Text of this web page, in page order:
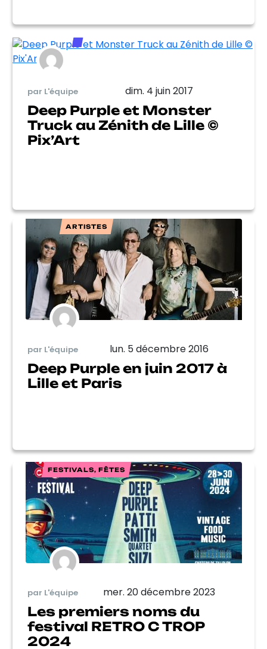
par L'équipe dim. 4 juin 2017
Deep Purple et Monster
Truck au Zénith de Lille ©
Pix’Art
ARTISTES
par L'équipe lun. 5 décembre 2016
Deep Purple en juin 2017 à
Lille et Paris
FESTIVALS, FÊTES
par L'équipe mer. 20 décembre 2023
Les premiers noms du
festival RETRO C TROP
2024